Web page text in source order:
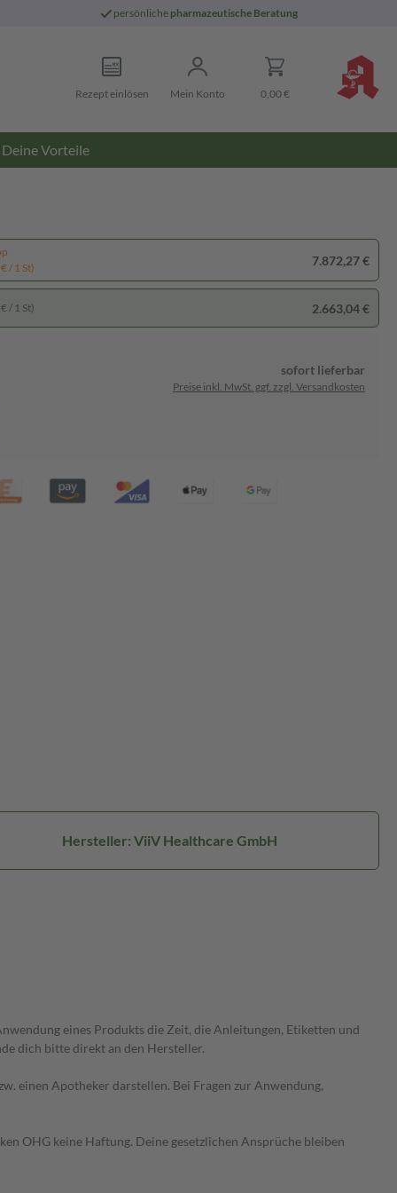
persönliche pharmazeutische Beratung
Rezept einlösen Mein Konto 0,00 €
Deine Vorteile
/ 1 St)
7.872,27 €
/ 1 St) 2.663,04 €
sofort lieferbar
Preise inkl. MwSt. ggf. zzgl. Versandkosten
Hersteller: ViiV Healthcare GmbH
eines Produkts die Zeit, die Anleitungen, Etiketten und
dich bitte direkt an den Hersteller.
einen Apotheker darstellen. Bei Fragen zur Anwendung,
OHG keine Haftung. Deine gesetzlichen Ansprüche bleiben